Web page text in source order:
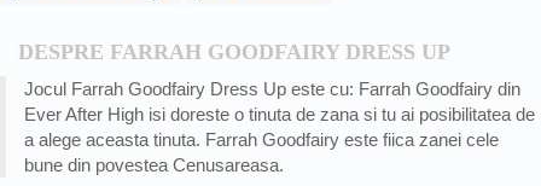
DESPRE FARRAH GOODFAIRY DRESS UP
Jocul Farrah Goodfairy Dress Up este cu: Farrah Goodfairy din
Ever After High isi doreste o tinuta de zana si tu ai posibilitatea de
a alege aceasta tinuta. Farrah Goodfairy este fiica zanei cele
bune din povestea Cenusareasa.